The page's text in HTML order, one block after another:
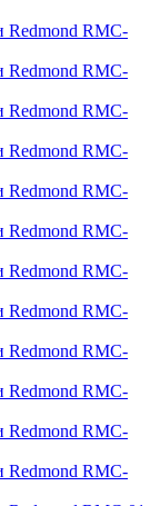
Redmond RMC-
Redmond RMC-
Redmond RMC-
Redmond RMC-
Redmond RMC-
Redmond RMC-
Redmond RMC-
Redmond RMC-
Redmond RMC-
Redmond RMC-
Redmond RMC-
Redmond RMC-